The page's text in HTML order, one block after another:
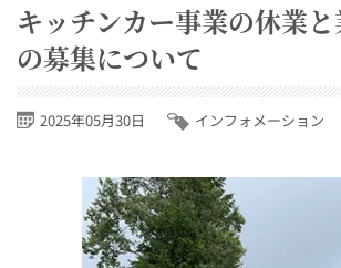
キッチンカー事業の休業
の募集について
2025年05月30日 インフォメーション